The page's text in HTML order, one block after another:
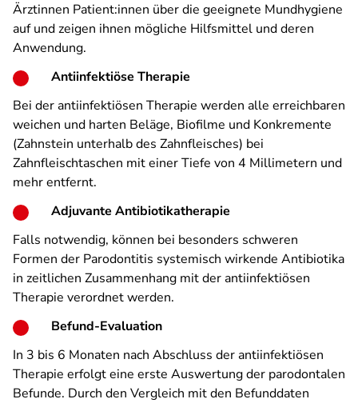
Ärztinnen Patient:innen über die geeignete Mundhygiene
auf und zeigen ihnen mögliche Hilfsmittel und deren
Anwendung.
Antiinfektiöse Therapie
Bei der antiinfektiösen Therapie werden alle erreichbaren
weichen und harten Beläge, Biofilme und Konkremente
(Zahnstein unterhalb des Zahnfleisches) bei
Zahnfleischtaschen mit einer Tiefe von 4 Millimetern und
mehr entfernt.
Adjuvante Antibiotikatherapie
Falls notwendig, können bei besonders schweren
Formen der Parodontitis systemisch wirkende Antibiotika
in zeitlichen Zusammenhang mit der antiinfektiösen
Therapie verordnet werden.
Befund-Evaluation
In 3 bis 6 Monaten nach Abschluss der antiinfektiösen
Therapie erfolgt eine erste Auswertung der parodontalen
Befunde. Durch den Vergleich mit den Befunddaten